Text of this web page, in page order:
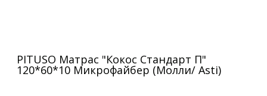
PITUSO Матрас "Кокос Стандарт П"
120*60*10 Микрофайбер (Молли/ Asti)